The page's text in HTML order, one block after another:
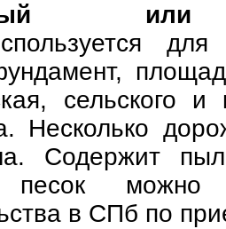
сельского и
Несколько
Содержит
песок можно
в СПб по